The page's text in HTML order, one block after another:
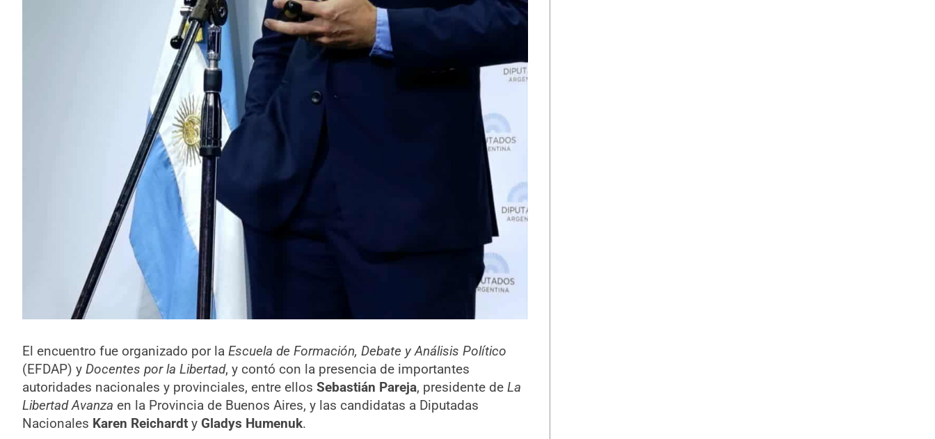
El encuentro fue organizado por la Escuela de Formación, Debate y Análisis Político
(EFDAP) y Docentes por la Libertad, y contó con la presencia de importantes
autoridades nacionales y provinciales, entre ellos Sebastián Pareja, presidente de La
Libertad Avanza en la Provincia de Buenos Aires, y las candidatas a Diputadas
Nacionales Karen Reichardty Gladys Humenuk.